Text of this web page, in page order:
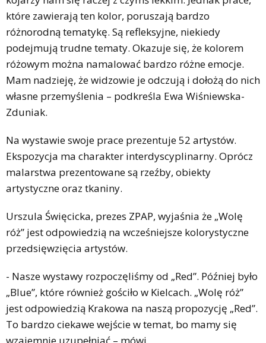
które zawierają ten kolor, poruszają bardzo
różnorodną tematykę. Są refleksyjne, niekiedy
podejmują trudne tematy. Okazuje się, że kolorem
różowym można namalować bardzo różne emocje.
Mam nadzieję, że widzowie je odczują i dołożą do nich
własne przemyślenia – podkreśla Ewa Wiśniewska-
Zduniak.
Na wystawie swoje prace prezentuje 52 artystów.
Ekspozycja ma charakter interdyscyplinarny. Oprócz
malarstwa prezentowane są rzeźby, obiekty
artystyczne oraz tkaniny.
Urszula Święcicka, prezes ZPAP, wyjaśnia że „Wolę
róż” jest odpowiedzią na wcześniejsze kolorystyczne
przedsięwzięcia artystów.
- Nasze wystawy rozpoczęliśmy od „Red”. Później było
„Blue”, które również gościło w Kielcach. „Wolę róż”
jest odpowiedzią Krakowa na naszą propozycję „Red”.
To bardzo ciekawe wejście w temat, bo mamy się
wzajemnie uzupełniać – mówi.